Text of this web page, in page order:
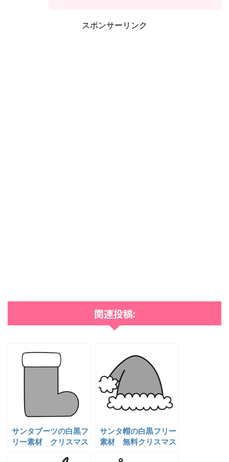
スポンサーリンク
関連投稿:
サンタブーツの白黒フ
リー素材 クリスマス
サンタ帽の白黒フリー
素材 無料クリスマス